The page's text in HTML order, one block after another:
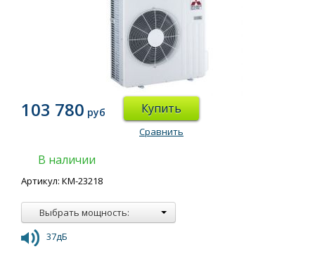
103 780 руб Купить
Сравнить
В наличии
Артикул: КМ-23218
Выбрать мощность:
37дБ